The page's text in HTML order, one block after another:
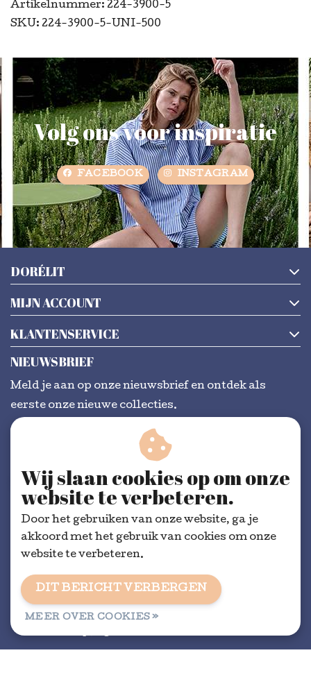
Artikelnummer: 224-3900-5
SKU: 224-3900-5-UNI-500
Volg ons voor inspiratie
FACEBOOK INSTAGRAM
DORÉLIT
MIJN ACCOUNT
KLANTENSERVICE
NIEUWSBRIEF
Meld je aan op onze nieuwsbrief en ontdek als
eerste onze nieuwe collecties.
ABONNEER
Algemene voorwaarden | RSS Feed
Wij slaan cookies op om onze
website te verbeteren.
Door het gebruiken van onze website, ga je
akkoord met het gebruik van cookies om onze
website te verbeteren.
DIT BERICHT VERBERGEN
MEER OVER COOKIES »